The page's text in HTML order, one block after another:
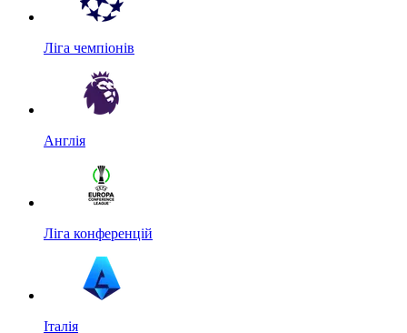
Ліга чемпіонів
Англія
Ліга конференцій
Італія